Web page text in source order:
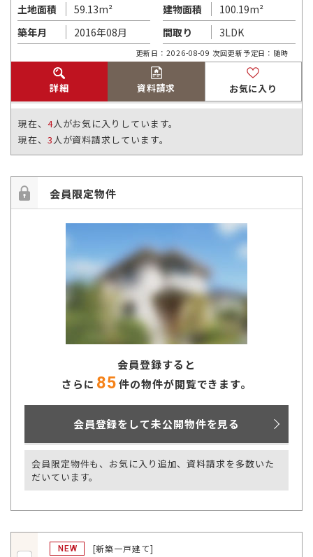
土地面積 59.13m² 建物面積
100.19m²
築年月
2016年08月 間取り 3LDK
更新日：2026-08-09 次回更新予定日：随時
詳細 資料請求 お気に入り
現在、 4人がお気に入りしています。
現在、 3人が資料請求しています。
会員限定物件
会員登録すると
さらに 85 件の物件が閲覧できます。
会員登録をして未公開物件を見る
会員限定物件も、お気に入り追加、資料請求を多数いた
だいています。
NEW [新築一戸建て]